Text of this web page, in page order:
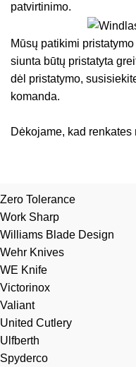
patvirtinimo.
Mūsų patikimi
siunta būtų pristatyta
dėl pristatymo,
komanda.
Dėkojame, kad renkates
Zero Tolerance
Work Sharp
Williams Blade Design
Wehr Knives
WE Knife
Victorinox
Valiant
United Cutlery
Ulfberth
Spyderco